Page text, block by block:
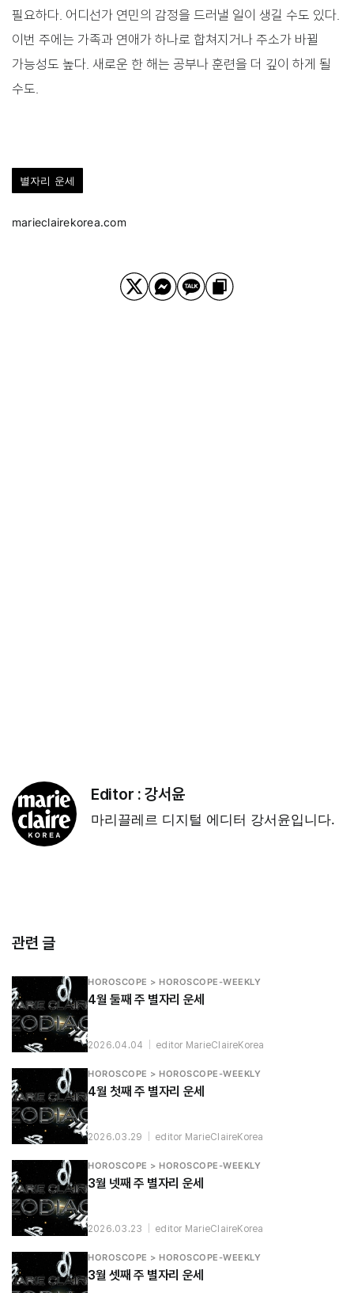
필요하다. 어디선가 연민의 감정을 드러낼 일이 생길 수도 있다.
이번 주에는 가족과 연애가 하나로 합쳐지거나 주소가 바뀔
가능성도 높다. 새로운 한 해는 공부나 훈련을 더 깊이 하게 될
수도.
별자리 운세
marieclairekorea.com
Editor :강서윤
마리끌레르 디지털 에디터 강서윤입니다.
관련 글
HOROSCOPE > HOROSCOPE-WEEKLY
4월 둘째 주 별자리 운세
2026.04.04 editor MarieClaireKorea
HOROSCOPE > HOROSCOPE-WEEKLY
4월 첫째 주 별자리 운세
2026.03.29 editor MarieClaireKorea
HOROSCOPE > HOROSCOPE-WEEKLY
3월 넷째 주 별자리 운세
2026.03.23 editor MarieClaireKorea
HOROSCOPE > HOROSCOPE-WEEKLY
3월 셋째 주 별자리 운세